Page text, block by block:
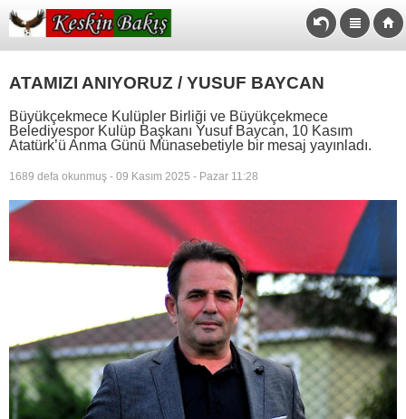
ATAMIZI ANIYORUZ / YUSUF BAYCAN
Büyükçekmece Kulüpler Birliği ve Büyükçekmece
Belediyespor Kulüp Başkanı Yusuf Baycan, 10 Kasım
Atatürk’ü Anma Günü Münasebetiyle bir mesaj yayınladı.
1689 defa okunmuş - 09 Kasım 2025 - Pazar 11:28